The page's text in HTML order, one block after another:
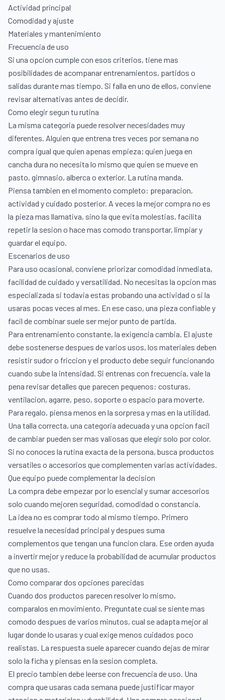
Actividad principal
Comodidad y ajuste
Materiales y mantenimiento
Frecuencia de uso
Si una opcion cumple con esos criterios, tiene mas
posibilidades de acompanar entrenamientos, partidos o
salidas durante mas tiempo. Si falla en uno de ellos, conviene
revisar alternativas antes de decidir.
Como elegir segun tu rutina
La misma categoria puede resolver necesidades muy
diferentes. Alguien que entrena tres veces por semana no
compra igual que quien apenas empieza; quien juega en
cancha dura no necesita lo mismo que quien se mueve en
pasto, gimnasio, alberca o exterior. La rutina manda.
Piensa tambien en el momento completo: preparacion,
actividad y cuidado posterior. A veces la mejor compra no es
la pieza mas llamativa, sino la que evita molestias, facilita
repetir la sesion o hace mas comodo transportar, limpiar y
guardar el equipo.
Escenarios de uso
Para uso ocasional, conviene priorizar comodidad inmediata,
facilidad de cuidado y versatilidad. No necesitas la opcion mas
especializada si todavia estas probando una actividad o si la
usaras pocas veces al mes. En ese caso, una pieza confiable y
facil de combinar suele ser mejor punto de partida.
Para entrenamiento constante, la exigencia cambia. El ajuste
debe sostenerse despues de varios usos, los materiales deben
resistir sudor o friccion y el producto debe seguir funcionando
cuando sube la intensidad. Si entrenas con frecuencia, vale la
pena revisar detalles que parecen pequenos: costuras,
ventilacion, agarre, peso, soporte o espacio para moverte.
Para regalo, piensa menos en la sorpresa y mas en la utilidad.
Una talla correcta, una categoria adecuada y una opcion facil
de cambiar pueden ser mas valiosas que elegir solo por color.
Si no conoces la rutina exacta de la persona, busca productos
versatiles o accesorios que complementen varias actividades.
Que equipo puede complementar la decision
La compra debe empezar por lo esencial y sumar accesorios
solo cuando mejoren seguridad, comodidad o constancia.
La idea no es comprar todo al mismo tiempo. Primero
resuelve la necesidad principal y despues suma
complementos que tengan una funcion clara. Ese orden ayuda
a invertir mejor y reduce la probabilidad de acumular productos
que no usas.
Como comparar dos opciones parecidas
Cuando dos productos parecen resolver lo mismo,
comparalos en movimiento. Preguntate cual se siente mas
comodo despues de varios minutos, cual se adapta mejor al
lugar donde lo usaras y cual exige menos cuidados poco
realistas. La respuesta suele aparecer cuando dejas de mirar
solo la ficha y piensas en la sesion completa.
El precio tambien debe leerse con frecuencia de uso. Una
compra que usaras cada semana puede justificar mayor